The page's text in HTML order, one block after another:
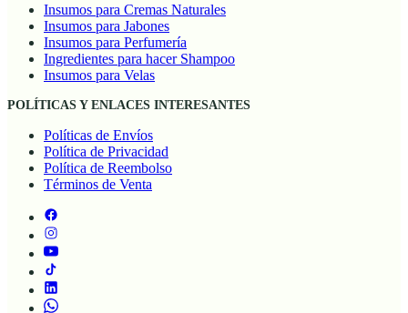
Insumos para Cremas Naturales
Insumos para Jabones
Insumos para Perfumería
Ingredientes para hacer Shampoo
Insumos para Velas
POLÍTICAS Y ENLACES INTERESANTES
Políticas de Envíos
Política de Privacidad
Política de Reembolso
Términos de Venta